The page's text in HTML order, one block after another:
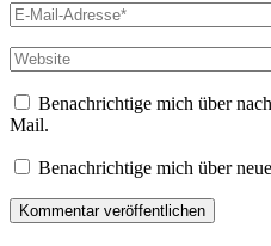
E-
Mail-
Adresse*
Website
Benachrichtige mich über
Mail.
Benachrichtige mich über